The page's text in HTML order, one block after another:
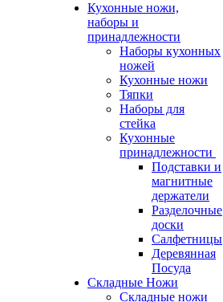
Кухонные ножи,
наборы и
принадлежности
Наборы кухонных
ножей
Кухонные ножи
Тяпки
Наборы для
стейка
Кухонные
принадлежности
Подставки и
магнитные
держатели
Разделочные
доски
Салфетницы
Деревянная
Посуда
Складные Ножи
Cкладные ножи